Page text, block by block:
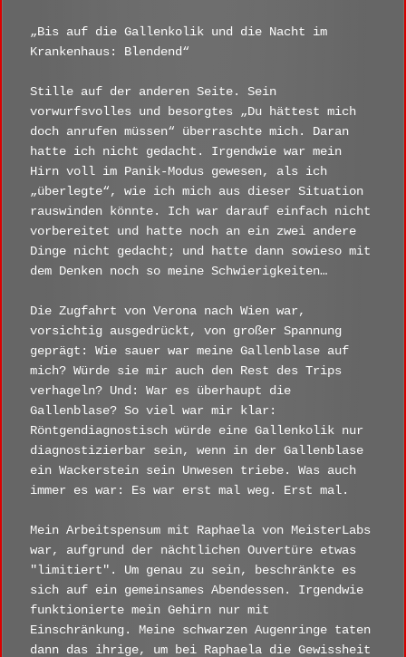
„Bis auf die Gallenkolik und die Nacht im
Krankenhaus: Blendend“
Stille auf der anderen Seite. Sein
vorwurfsvolles und besorgtes „Du hättest mich
doch anrufen müssen“ überraschte mich. Daran
hatte ich nicht gedacht. Irgendwie war mein
Hirn voll im Panik-Modus gewesen, als ich
„überlegte“, wie ich mich aus dieser Situation
rauswinden könnte. Ich war darauf einfach nicht
vorbereitet und hatte noch an ein zwei andere
Dinge nicht gedacht; und hatte dann sowieso mit
dem Denken noch so meine Schwierigkeiten…
Die Zugfahrt von Verona nach Wien war,
vorsichtig ausgedrückt, von großer Spannung
geprägt: Wie sauer war meine Gallenblase auf
mich? Würde sie mir auch den Rest des Trips
verhageln? Und: War es überhaupt die
Gallenblase? So viel war mir klar:
Röntgendiagnostisch würde eine Gallenkolik nur
diagnostizierbar sein, wenn in der Gallenblase
ein Wackerstein sein Unwesen triebe. Was auch
immer es war: Es war erst mal weg. Erst mal.
Mein Arbeitspensum mit Raphaela von MeisterLabs
war, aufgrund der nächtlichen Ouvertüre etwas
"limitiert". Um genau zu sein, beschränkte es
sich auf ein gemeinsames Abendessen. Irgendwie
funktionierte mein Gehirn nur mit
Einschränkung. Meine schwarzen Augenringe taten
dann das ihrige, um bei Raphaela die Gewissheit